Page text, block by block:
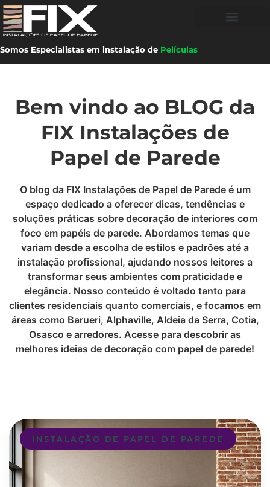
Somos Especialistas em instalação de Películas
Bem vindo ao BLOG da
FIX Instalações de
Papel de Parede
O blog da FIX Instalações de Papel de Parede é um
espaço dedicado a oferecer dicas, tendências e
soluções práticas sobre decoração de interiores com
foco em papéis de parede. Abordamos temas que
variam desde a escolha de estilos e padrões até a
instalação profissional, ajudando nossos leitores a
transformar seus ambientes com praticidade e
elegância. Nosso conteúdo é voltado tanto para
clientes residenciais quanto comerciais, e focamos em
áreas como Barueri, Alphaville, Aldeia da Serra, Cotia,
Osasco e arredores. Acesse para descobrir as
melhores ideias de decoração com papel de parede!
INSTALAÇÃO DE PAPEL DE PAREDE